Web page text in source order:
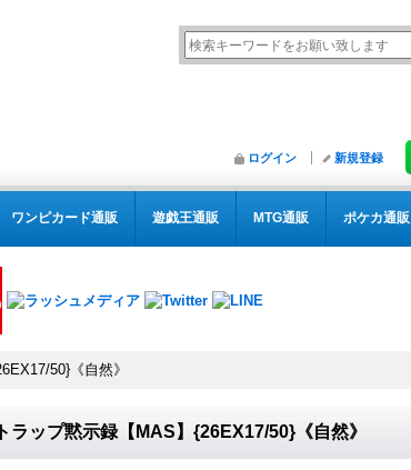
ログイン 新規登録
ワンピカード通販 遊戯王通販 MTG通販 ポケカ通販
50}《自然》
ップ黙示録【MAS】{26EX17/50}《自然》